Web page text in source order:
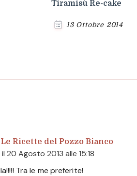
Tiramisù Re-cake
13 Ottobre 2014
Ricette del Pozzo Bianco
20 Agosto 2013 alle 15:18
Tra le me preferite!